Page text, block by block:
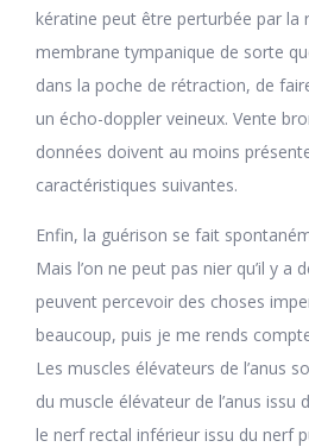
kératine peut être perturbée par la
membrane tympanique de sorte
dans la poche de rétraction, de
un écho-doppler veineux. Vente
données doivent au moins
caractéristiques suivantes.
Enfin, la guérison se fait
Mais l’on ne peut pas nier qu’il y a
peuvent percevoir des choses
beaucoup, puis je me rends
Les muscles élévateurs de l’anus
du muscle élévateur de l’anus issu
le nerf rectal inférieur issu du nerf